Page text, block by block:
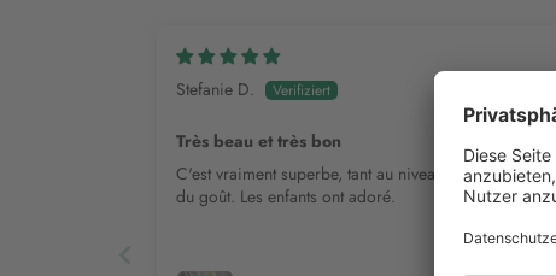
Stefanie D.
Très beau et très bon
C'est vraiment superbe, tant au niveau de l'aspect que
du goût. Les enfants ont adoré.